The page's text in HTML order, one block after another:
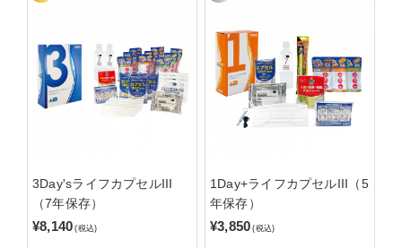
3Day'sライフカプセルIII
（7年保存）
¥8,140 (税込)
1Day+ライフカプセルIII（5
年保存）
¥3,850 (税込)